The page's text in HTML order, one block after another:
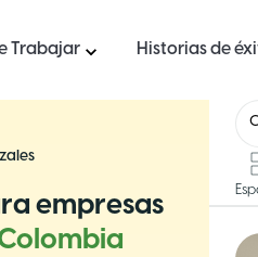
Trabajar Historias de
empresas